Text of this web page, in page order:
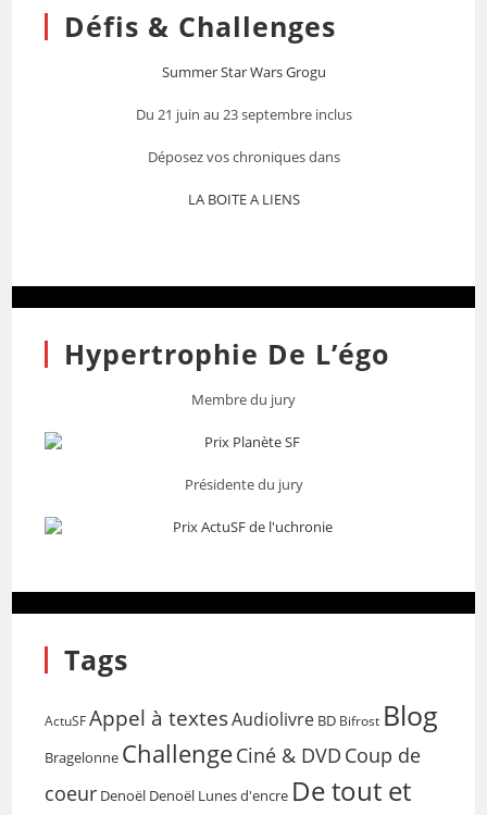
Défis & Challenges
Summer Star Wars Grogu
Du 21 juin au 23 septembre inclus
Déposez vos chroniques dans
LA BOITE A LIENS
Hypertrophie De L’égo
Membre du jury
Présidente du jury
Tags
ActuSF Appel à textesAudiolivre BD Bifrost Blog
Bragelonne ChallengeCiné & DVD Coup de
coeur Denoël Denoël Lunes d'encre De tout et